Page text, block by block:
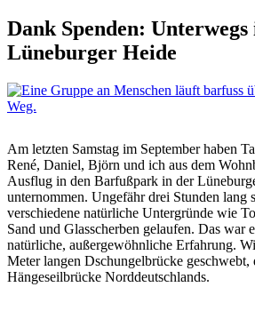
Dank Spenden:
Lüneburger Heide
Am letzten Samstag im September haben
René, Daniel, Björn und ich aus dem
Ausflug in den Barfußpark in der
unternommen. Ungefähr drei Stunden lang
verschiedene natürliche Untergründe wie
Sand und Glasscherben gelaufen. Das war
natürliche, außergewöhnliche Erfahrung.
Meter langen Dschungelbrücke geschwebt,
Hängeseilbrücke Norddeutschlands.